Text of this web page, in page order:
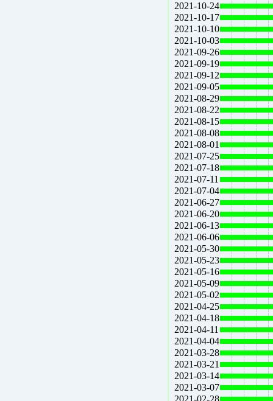
2021-10-24
2021-10-17
2021-10-10
2021-10-03
2021-09-26
2021-09-19
2021-09-12
2021-09-05
2021-08-29
2021-08-22
2021-08-15
2021-08-08
2021-08-01
2021-07-25
2021-07-18
2021-07-11
2021-07-04
2021-06-27
2021-06-20
2021-06-13
2021-06-06
2021-05-30
2021-05-23
2021-05-16
2021-05-09
2021-05-02
2021-04-25
2021-04-18
2021-04-11
2021-04-04
2021-03-28
2021-03-21
2021-03-14
2021-03-07
2021-02-28